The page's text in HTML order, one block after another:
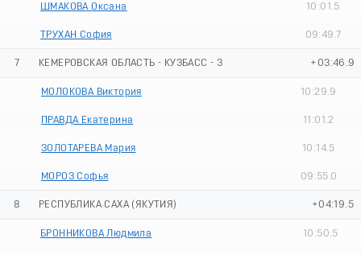
ШМАКОВА Оксана 10:01.5
ТРУХАН София 09:49.7
7 КЕМЕРОВСКАЯ ОБЛАСТЬ - КУЗБАСС - 3 +03:46.9
МОЛОКОВА Виктория 10:29.9
ПРАВДА Екатерина 11:01.2
ЗОЛОТАРЕВА Мария 10:14.5
МОРОЗ Софья 09:55.0
8 РЕСПУБЛИКА САХА (ЯКУТИЯ) +04:19.5
БРОННИКОВА Людмила 10:50.5